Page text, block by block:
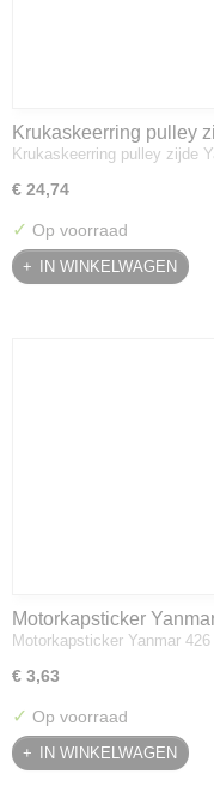
Krukaskeerring pulley
Deere - 119934-01800
Krukaskeerring pulley zijde
€ 24,74
✓ Op voorraad
IN WINKELWAGEN
Motorkapsticker
Motorkapsticker Yanmar
€ 3,63
✓ Op voorraad
IN WINKELWAGEN